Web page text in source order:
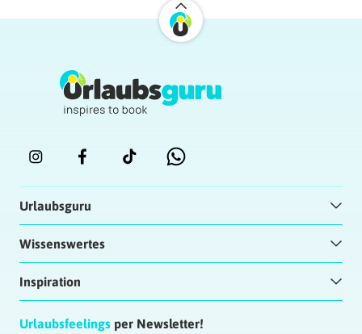
Urlaubsguru
Wissenswertes
Inspiration
Urlaubsfeelings per Newsletter!